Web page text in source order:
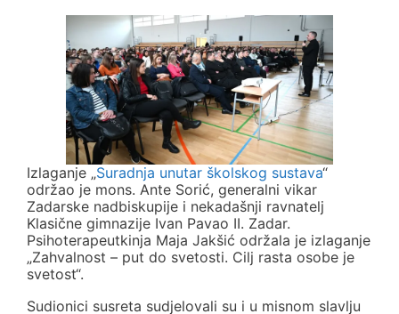
Izlaganje „Suradnja unutar školskog sustava“
održao je mons. Ante Sorić, generalni vikar
Zadarske nadbiskupije i nekadašnji ravnatelj
Klasične gimnazije Ivan Pavao II. Zadar.
Psihoterapeutkinja Maja Jakšić održala je izlaganje
„Zahvalnost – put do svetosti. Cilj rasta osobe je
svetost“.
Sudionici susreta sudjelovali su i u misnom slavlju